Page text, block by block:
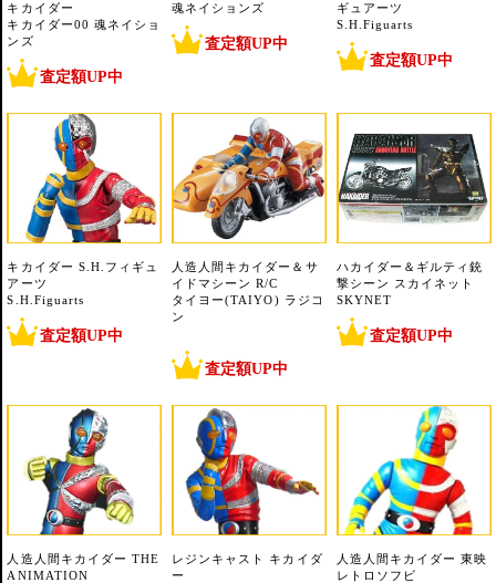
キカイダー
キカイダー00 魂ネイショ
ンズ
査定額UP中
魂ネイションズ
査定額UP中
ギュアーツ
S.H.Figuarts
査定額UP中
キカイダー S.H.フィギュ
アーツ
S.H.Figuarts
査定額UP中
人造人間キカイダー＆サ
イドマシーン R/C
タイヨー(TAIYO) ラジコ
ン
査定額UP中
ハカイダー＆ギルティ銃
撃シーン スカイネット
SKYNET
査定額UP中
人造人間キカイダー THE
ANIMATION
レジンキャスト キカイダ
ー
人造人間キカイダー 東映
レトロソフビ